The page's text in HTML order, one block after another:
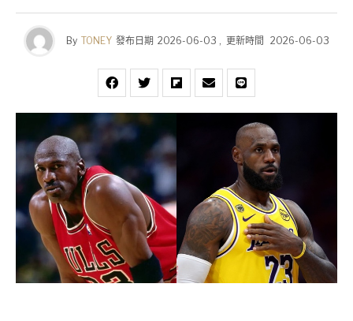
By TONEY 發布日期 2026-06-03 , 更新時間 2026-06-03